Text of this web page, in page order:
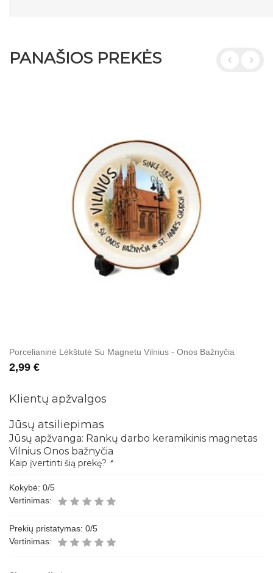
PANAŠIOS PREKĖS
Porcelianinė Lėkštutė Su Magnetu Vilnius - Onos Bažnyčia
2,99 €
Klientų apžvalgos
Jūsų atsiliepimas
Jūsų apžvanga: Rankų darbo keramikinis magnetas
Vilnius Onos bažnyčia
Kaip įvertinti šią prekę? *
Kokybė: 0/5
Vertinimas:
Prekių pristatymas: 0/5
Vertinimas: